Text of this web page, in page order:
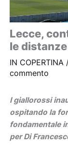
Lecce,
le
IN COPERTINA
commento
I giallorossi
ospitando la
fondamentale
per Di